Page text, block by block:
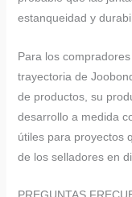
estanqueidad y
Para los
trayectoria de
de productos, su
desarrollo a medida
útiles para proyectos
de los selladores en